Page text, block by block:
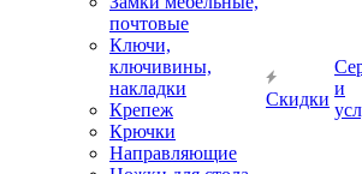
почтовые
Ключи,
ключивины,
накладки
Крепеж
Крючки
Направляющие
Скидки
и